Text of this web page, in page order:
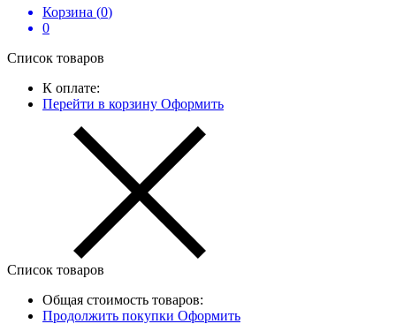
Корзина (0)
0
Список товаров
К оплате:
Перейти в корзину Оформить
Список товаров
Общая стоимость товаров:
Продолжить покупки Оформить